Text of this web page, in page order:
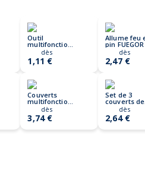
Outil
multifonction
acier inox
MUTOOL
dès
1,11 €
Allume feu
pin FUEGOR
dès
2,47 €
Couverts
multifonctions
SUBETE
dès
3,74 €
Set de 3
couverts de
camping
STAPI SET
dès
2,64 €